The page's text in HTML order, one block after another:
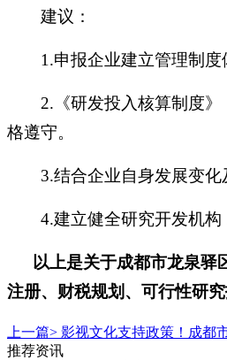
建议：
1.申报企业建立管理制
2.《研发投入核算制度
格遵守。
3.结合企业自身发展变
4.建立健全研究开发机
以上是关于成都市龙泉驿
注册、财税规划、可行性研
上一篇> 影视文化支持政策！成都
推荐资讯